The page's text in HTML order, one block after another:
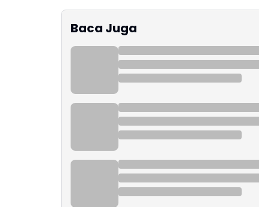
Baca Juga